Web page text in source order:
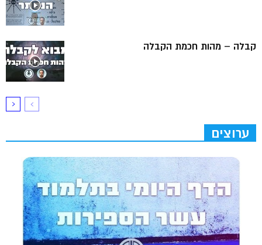
קבלה – מהות חכמת הקבלה
ערוצים